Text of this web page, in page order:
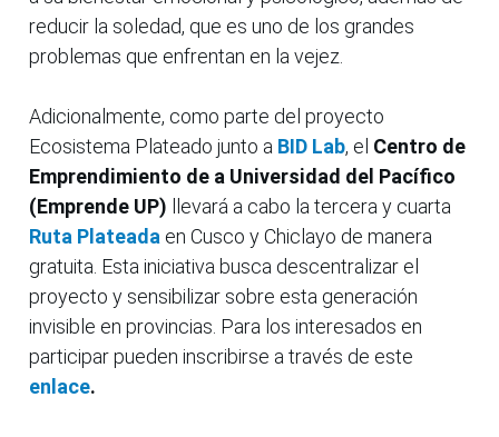
reducir la soledad, que es uno de los grandes
problemas que enfrentan en la vejez.
Adicionalmente, como parte del proyecto
Ecosistema Plateado junto a BID Lab, el Centro de
Emprendimiento de a Universidad del Pacífico
(Emprende UP) llevará a cabo la tercera y cuarta
Ruta Plateada en Cusco y Chiclayo de manera
gratuita. Esta iniciativa busca descentralizar el
proyecto y sensibilizar sobre esta generación
invisible en provincias. Para los interesados en
participar pueden inscribirse a través de este
enlace.